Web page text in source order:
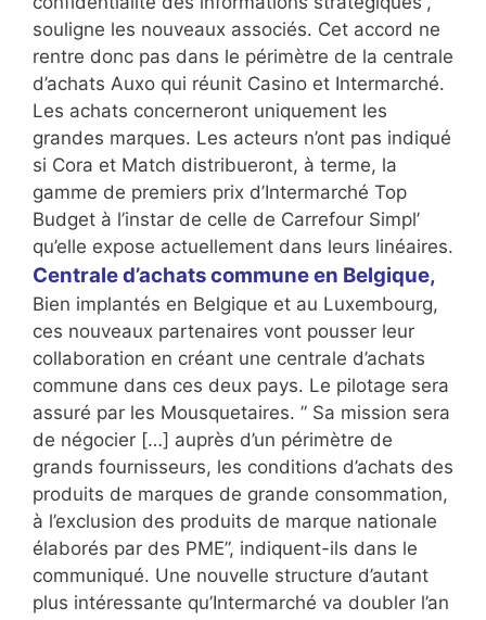
souligne les nouveaux associés. Cet accord ne
rentre donc pas dans le périmètre de la centrale
d’achats Auxo qui réunit Casino et Intermarché.
Les achats concerneront uniquement les
grandes marques. Les acteurs n’ont pas indiqué
si Cora et Match distribueront, à terme, la
gamme de premiers prix d’Intermarché Top
Budget à l’instar de celle de Carrefour Simpl’
qu’elle expose actuellement dans leurs linéaires.
Centrale d’achats commune en Belgique,
Bien implantés en Belgique et au Luxembourg,
ces nouveaux partenaires vont pousser leur
collaboration en créant une centrale d’achats
commune dans ces deux pays. Le pilotage sera
assuré par les Mousquetaires. ” Sa mission sera
de négocier […] auprès d’un périmètre de
grands fournisseurs, les conditions d’achats des
produits de marques de grande consommation,
à l’exclusion des produits de marque nationale
élaborés par des PME”, indiquent-ils dans le
communiqué. Une nouvelle structure d’autant
plus intéressante qu’Intermarché va doubler l’an